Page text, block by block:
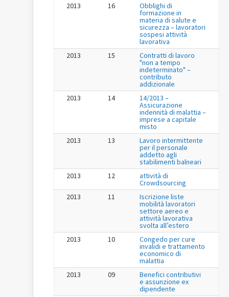
2013
16 Obblighi di
formazione in
materia di salute e
sicurezza – lavoratori
sospesi attività
lavorativa
2013
15 Contratti di lavoro
"non a tempo
indeterminato" –
contributo
addizionale
2013
14 14/2013 –
Assicurazione
indennità di malattia –
imprese a capitale
misto
2013
13 Lavoro intermittente
per il personale
addetto agli
stabilimenti balneari
2013
12 attività di
Crowdsourcing
2013
11 Iscrizione liste
mobilità lavoratori
settore aereo e
attività lavorativa
svolta all’estero
2013
10 Congedo per cure
invalidi e trattamento
economico di
malattia
2013
09 Benefici contributivi
e assunzione ex
dipendente